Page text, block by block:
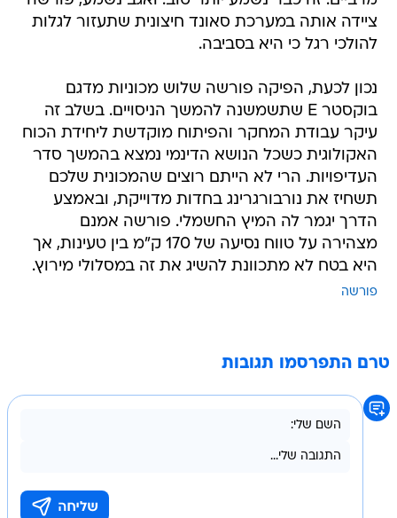
ציידה אותה במערכת סאונד חיצונית שתעזור לגלות
להולכי רגל כי היא בסביבה.
נכון לכעת, הפיקה פורשה שלוש מכוניות מדגם
בוקסטר E שתשמשנה להמשך הניסויים. בשלב זה
עיקר עבודת המחקר והפיתוח מוקדשת ליחידת הכוח
האקולוגית כשכל הנושא הדינמי נמצא בהמשך סדר
העדיפויות. הרי לא הייתם רוצים שהמכונית שלכם
תשחיז את נורבורגרינג בחדות מדוייקת, ובאמצע
הדרך יגמר לה המיץ החשמלי. פורשה אמנם
מצהירה על טווח נסיעה של 170 ק"מ בין טעינות, אך
היא בטח לא מתכוונת להשיג את זה במסלולי מירוץ.
פורשה
טרם התפרסמו תגובות